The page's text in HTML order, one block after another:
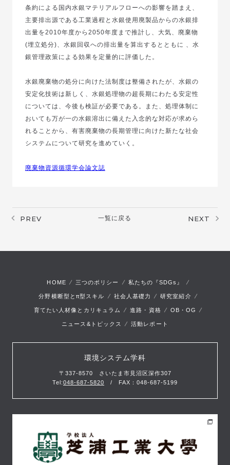
条約による国内水銀マテリアルフローへの影響を踏まえ、
主要排出源である工業過程と水銀使用廃製品からの水銀排
出量を2010年度から2050年度まで推計し、大気、廃棄物
(埋立処分)、水銀回収への排出量を算出するとともに 、水
銀管理政策による効果を定量的に評価した。
水銀廃棄物の処分に向けた法制度は整備されたが、水銀の
安定化技術は新しく、水銀処理物の超長期にわたる安定性
については、今後も検証が必要である。また、処理体制に
おいても万が一の水銀溶出に備えた入念的な対応が求めら
れることから、有害廃棄物の長期管理に向けた新たな社会
システムについて研究を進めていく。
廃棄物資源循環学会論文誌
PREV 一覧に戻る NEXT
HOME 三つのポリシー 私たちの『SDGs』
分野横断型と π型スキル 社会人基礎力 研究室紹介
育てたい人材像とカリキュラム 進路・資格 OB・OG
ニュース&トピックス 活動レポート
環境システム学科
〒337-8570 さいたま市見沼区深作307
Tel:048-687-5820 / FAX：048-687-5199